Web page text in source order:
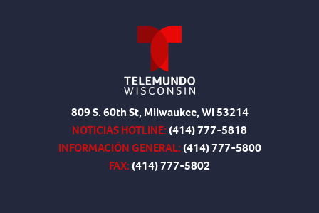
809 S. 60th St, Milwaukee, WI 53214
NOTICIAS HOTLINE:(414) 777-5818
INFORMACIÓN GENERAL:(414) 777-5800
FAX:(414) 777-5802